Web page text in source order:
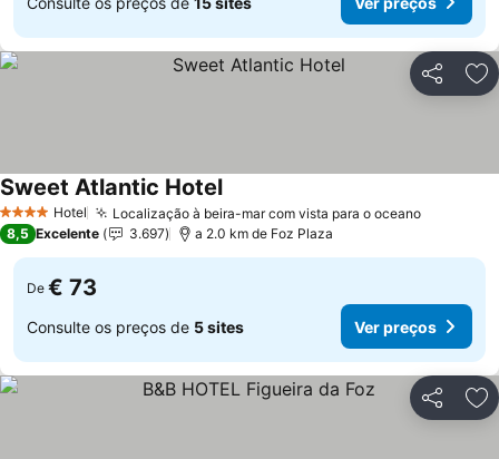
Partilhar
4 EstrelasHotel Localização à beira-mar com vista para o oceanoVer
Sweet Atlantic HotelVer preços
8,5 Excelente 3.697 a 2.0 km de Foz Plaza
De € 73
Consulte os preços de 5 sites Ver preços
Partilhar